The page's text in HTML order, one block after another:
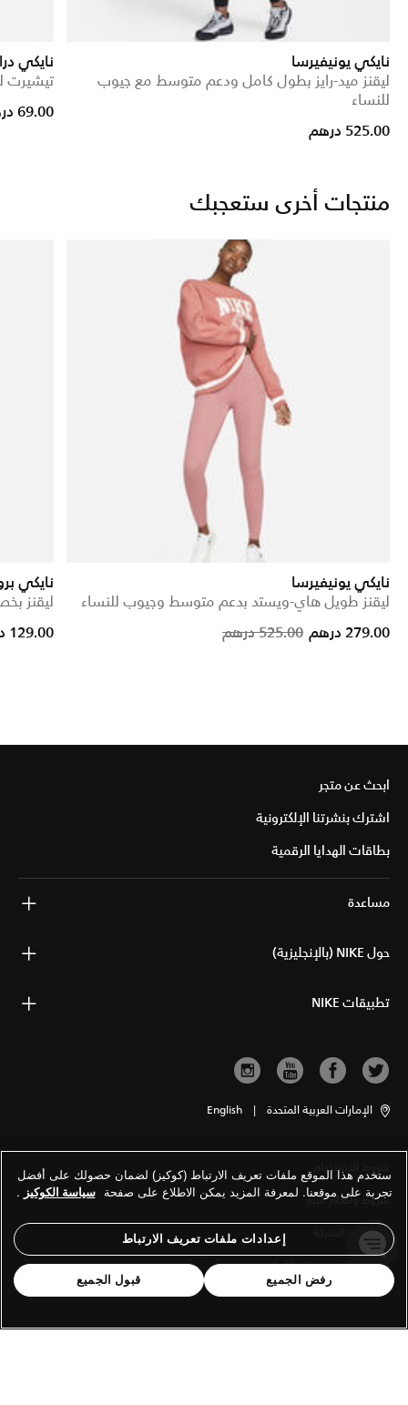
نايكي يونيفيرسا
ليقنز ميد-رايز بطول كامل ودعم متوسط مع جيوب
للنساء
525.00 درهم
نايكي
تيشيرت
Price reduced from
to
69.00 درهم
منتجات أخرى ستعجبك
نايكي يونيفيرسا
ليقنز طويل هاي-ويستد بدعم متوسط وجيوب للنساء
Price reduced from
525.00 درهم to 279.00 درهم
نايكي برو
ليقنز بخصر مرتفع
129.00 درهم
ابحث عن متجر
اشترك بنشرتنا الإلكترونية
بطاقات الهدايا الرقمية
مساعدة
حول NIKE (بالإنجليزية)
تطبيقات NIKE
الإمارات العربية المتحدة |
English
شروط الاستخدام
شروط وأحكام البيع
معلومات الشركة
سياسة الخصوصية والكوكيز
ستخدم هذا الموقع ملفات تعريف الارتباط (كوكيز) لضمان حصولك على أفضل
تجربة على موقعنا. لمعرفة المزيد يمكن الاطلاع على صفحة سياسة الكوكيز .
إعدادات ملفات تعريف الارتباط
رفض الجميع قبول الجميع